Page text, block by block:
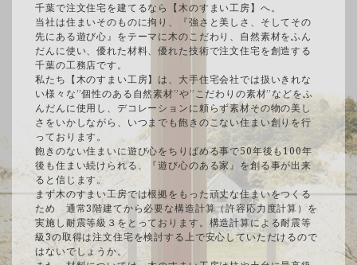
千葉で注文住宅を建てるなら【木のすまい工房】へ。
当社は住まいそのものに拘り、『強さと美しさ、そしてその
先にある遊び心』をテーマに木のこだわり、自然素材をふん
だんに使い、優れた材料、優れた技術で注文住宅を創造する
千葉の工務店です。
私たち【木のすまい工房】は、大手住宅会社では扱いきれな
い様々な”個性のある自然素材”や”こだわりの素材”などをふ
んだんに使用し、デコレーションに頼らず素材その物の美し
さをいかしながら、いつまでも飽きのこない住まい創りを行
っております。
飽きのない住まいに遊び心をちりばめる事で50年後も100年
後も住まい続けられる、『遊び心のある家』を創る事が出来
ると信じます。
まず木のすまい工房では根拠をもった頑丈な住まいをつくる
ため 通常3階建てから必要な構造計算（許容応力度計算）を
実施し耐震等級３をとっております。構造計算による耐震等
級3の取得は注文住宅を検討する上で安心していただけるので
はないでしょうか。